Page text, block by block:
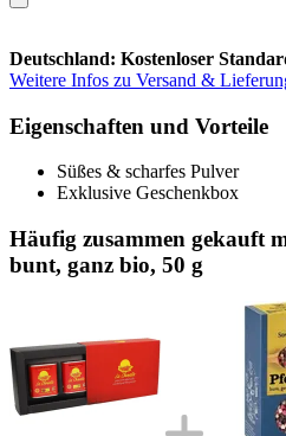
Deutschland: Kostenloser
Weitere Infos zu Versand &
Eigenschaften und Vorteile
Süßes & scharfes Pulver
Exklusive Geschenkbox
Häufig zusammen gekauft
bunt, ganz bio, 50 g